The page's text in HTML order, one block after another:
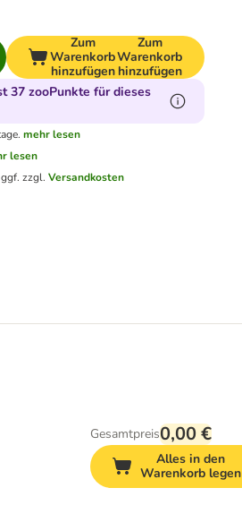
Zum
Warenkorb
hinzufügen
Zum
Warenkorb
hinzufügen
37 zooPunkte für dieses
mehr lesen
lesen
ggf. zzgl.Versandkosten
Gesamtpreis0,00 €
Alles in den
Warenkorb legen